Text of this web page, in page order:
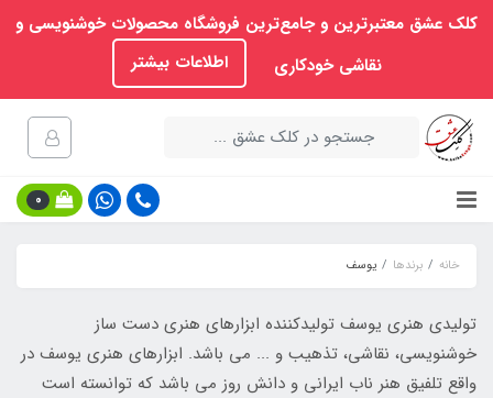
کلک عشق معتبرترین و جامع‌ترین فروشگاه محصولات خوشنویسی و
نقاشی خودکاری
اطلاعات بیشتر
0
خانه برندها یوسف
تولیدی هنری یوسف تولیدکننده ابزارهای هنری دست ساز
خوشنویسی، نقاشی، تذهیب و ... می باشد. ابزارهای هنری یوسف در
واقع تلفیق هنر ناب ایرانی و دانش روز می باشد که توانسته است